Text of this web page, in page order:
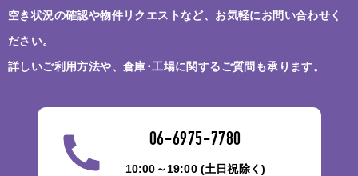
空き状況の確認や物件リクエストなど、お気軽にお問い合わせく
ださい。
詳しいご利用方法や、倉庫･工場に関するご質問も承ります。
06-6975-7780
10:00～19:00 (土日祝除く)